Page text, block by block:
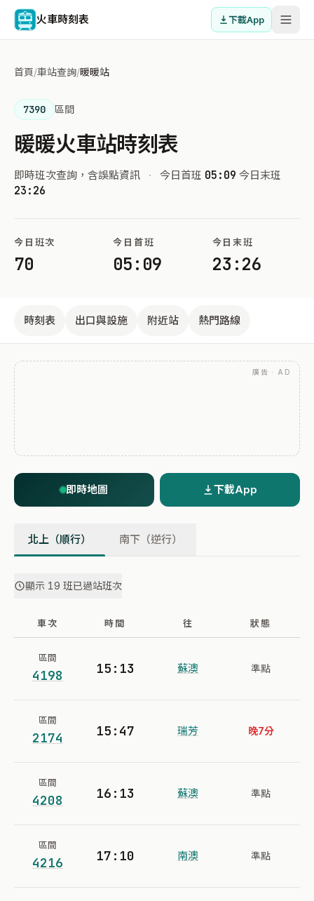
火車時刻表 下載App
首頁/車站查詢/暖暖站
7390 區間
暖暖火車站時刻表
即時班次查詢，含誤點資訊 · 今日首班 05:09 今日末班
23:26
今日班次
70
今日首班
05:09
今日末班
23:26
時刻表 出口與設施 附近站 熱門路線
廣告 · AD
即時地圖 下載App
北上（順行） 南下（逆行）
顯示 19 班已過站班次
車次 時間 往 狀態
區間
4198 15:13 蘇澳 準點
區間
2174 15:47 瑞芳 晚7分
區間
4208 16:13 蘇澳 準點
區間
4216 17:10 南澳 準點